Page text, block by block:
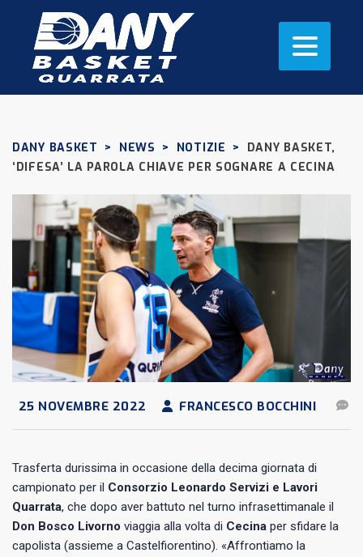
DANY BASKET > NEWS > NOTIZIE >
DANY BASKET,
‘DIFESA’ LA PAROLA CHIAVE PER SOGNARE A CECINA
25 NOVEMBRE 2022 FRANCESCO BOCCHINI
Trasferta durissima in occasione della decima giornata di
campionato per il Consorzio Leonardo Servizi e Lavori
Quarrata, che dopo aver battuto nel turno infrasettimanale il
Don Bosco Livorno viaggia alla volta di Cecina per sfidare la
capolista (assieme a Castelfiorentino). «Affrontiamo la